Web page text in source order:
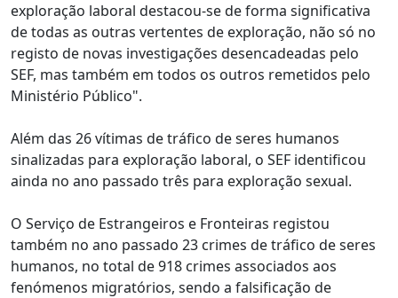
exploração laboral destacou-se de forma significativa
de todas as outras vertentes de exploração, não só no
registo de novas investigações desencadeadas pelo
SEF, mas também em todos os outros remetidos pelo
Ministério Público".
Além das 26 vítimas de tráfico de seres humanos
sinalizadas para exploração laboral, o SEF identificou
ainda no ano passado três para exploração sexual.
O Serviço de Estrangeiros e Fronteiras registou
também no ano passado 23 crimes de tráfico de seres
humanos, no total de 918 crimes associados aos
fenómenos migratórios, sendo a falsificação de